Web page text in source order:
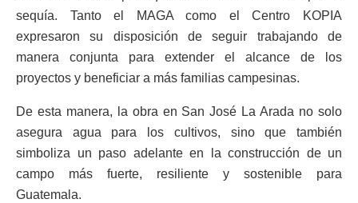
sequía. Tanto el MAGA como el Centro KOPIA
expresaron su disposición de seguir trabajando de
manera conjunta para extender el alcance de los
proyectos y beneficiar a más familias campesinas.
De esta manera, la obra en San José La Arada no solo
asegura agua para los cultivos, sino que también
simboliza un paso adelante en la construcción de un
campo más fuerte, resiliente y sostenible para
Guatemala.